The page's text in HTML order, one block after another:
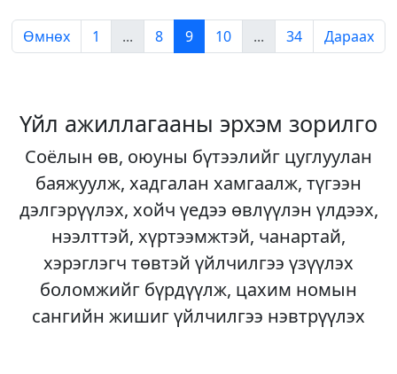
Өмнөх 1 ... 8 9 10 ... 34 Дараах
Үйл ажиллагааны эрхэм зорилго
Соёлын өв, оюуны бүтээлийг цуглуулан
баяжуулж, хадгалан хамгаалж, түгээн
дэлгэрүүлэх, хойч үедээ өвлүүлэн үлдээх,
нээлттэй, хүртээмжтэй, чанартай,
хэрэглэгч төвтэй үйлчилгээ үзүүлэх
боломжийг бүрдүүлж, цахим номын
сангийн жишиг үйлчилгээ нэвтрүүлэх